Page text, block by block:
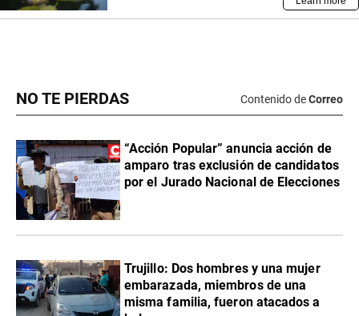
NO TE PIERDAS Contenido deCorreo
“Acción Popular” anuncia acción de
amparo tras exclusión de candidatos
por el Jurado Nacional de Elecciones
Trujillo: Dos hombres y una mujer
embarazada, miembros de una
misma familia, fueron atacados a